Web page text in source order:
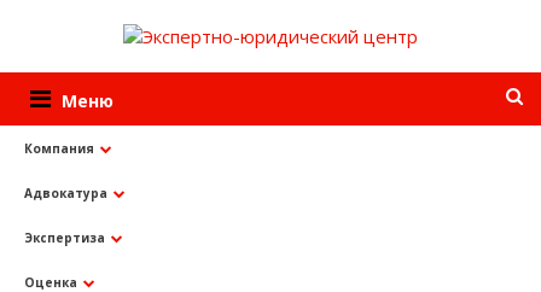
Меню
Компания
Адвокатура
Экспертиза
Оценка
О компании
Реквизиты